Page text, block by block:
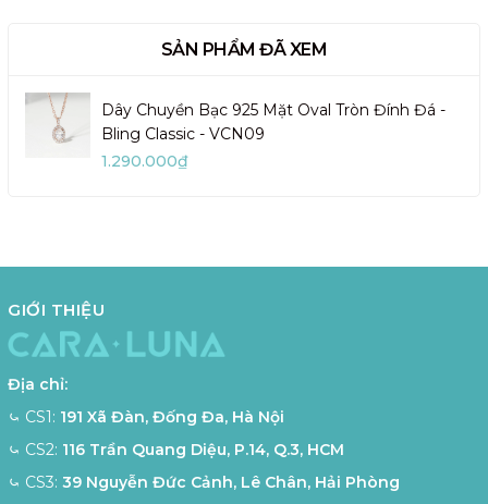
SẢN PHẨM ĐÃ XEM
Dây Chuyền Bạc 925 Mặt Oval Tròn Đính Đá -
Bling Classic - VCN09
1.290.000₫
GIỚI THIỆU
Địa chỉ:
⤿ CS1: 191 Xã Đàn, Đống Đa, Hà Nội
⤿ CS2: 116 Trần Quang Diệu, P.14, Q.3, HCM
⤿ CS3: 39 Nguyễn Đức Cảnh, Lê Chân, Hải Phòng